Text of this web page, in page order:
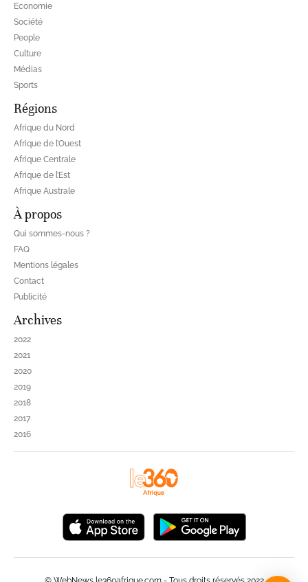
Economie
Société
People
Culture
Médias
Sports
Régions
Afrique du Nord
Afrique de l’Ouest
Afrique Centrale
Afrique de l’Est
Afrique Australe
À propos
Qui sommes-nous ?
FAQ
Mentions légales
Contact
Publicité
Archives
2022
2021
2020
2019
2018
2017
2016